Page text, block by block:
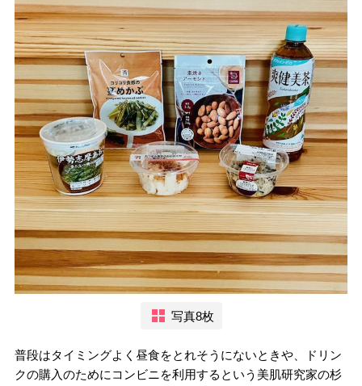
写真8枚
普段はタイミングよく昼食をとれそうにないときや、ドリン
クの購入のためにコンビニを利用するという美肌研究家の杉